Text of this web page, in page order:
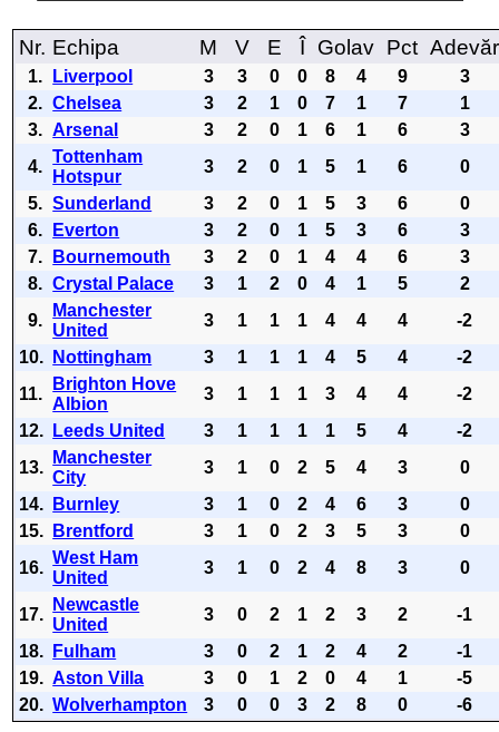
Nr. Echipa M V E Î Golav Pct Adevăr
1. Liverpool 3 3 0 0 8 4 9
3
2. Chelsea 3 2 1 0 7 1 7
1
3. Arsenal 3 2 0 1 6 1 6
3
4.
Tottenham
Hotspur
3 2 0 1 5 1 6
0
5. Sunderland 3 2 0 1 5 3 6
0
6.
Everton 3 2 0 1 5 3 6
3
7.
Bournemouth 3 2 0 1 4 4 6
3
8. Crystal Palace 3 1 2 0 4 1 5
2
9.
Manchester
United
3 1 1 1 4 4 4
-2
10.
Nottingham 3 1 1 1 4 5 4
-2
11.
Brighton Hove
Albion
3 1 1 1 3 4 4
-2
12.
Leeds United 3 1 1 1 1 5 4
-2
13.
Manchester
City
3 1 0 2 5 4 3
0
14.
Burnley 3 1 0 2 4 6 3
0
15.
Brentford 3 1 0 2 3 5 3
0
16.
West Ham
United
3 1 0 2 4 8 3 0
17.
Newcastle
United
3 0 2 1 2 3 2
-1
18.
Fulham 3 0 2 1 2 4 2
-1
19. Aston Villa 3 0 1 2 0 4 1
-5
20. Wolverhampton 3 0 0 3 2 8 0 -6